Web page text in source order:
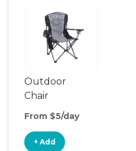
Outdoor
Chair
From $5/day
+ Add